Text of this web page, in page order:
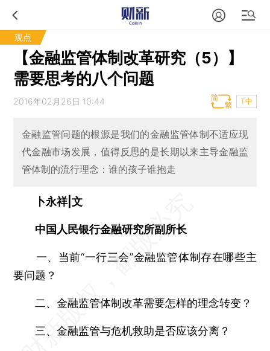
观点
【金融监管体制改革研究（5）】
需要思考的八个问题
2016年02月26日 10:44 T中
金融监管问题的根源是我们的金融监管体制不适应现
代金融市场发展，值得反思的是长期以来主导金融监
管体制的流行理念：谁的孩子谁抱走
卜永祥|文
中国人民银行金融研究所副所长
一、当前“一行三会”金融监管体制存在哪些主
要问题？
二、金融监管体制改革需要怎样的理念转变？
三、金融监管与危机救助是否应该分离？